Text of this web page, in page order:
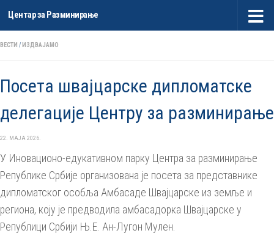
Skip to content
Центар за Разминирање
ВЕСТИ /ИЗДВАЈАМО
Посета швајцарске дипломатске
делегације Центру за разминирање
22. МАЈА 2026.
У Иновационо-едукативном парку Центра за разминирање
Републике Србије организована је посета за представнике
дипломатског особља Амбасаде Швајцарске из земље и
региона, коју је предводила амбасадорка Швајцарске у
Републици Србији Њ.Е. Ан-Лугон Мулен.